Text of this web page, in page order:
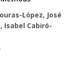
López, José
Isabel Cabiró-